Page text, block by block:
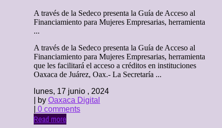
A través de la Sedeco presenta la Guía de Acceso al
Financiamiento para Mujeres Empresarias, herramienta
...
A través de la Sedeco presenta la Guía de Acceso al
Financiamiento para Mujeres Empresarias, herramienta
que les facilitará el acceso a créditos en instituciones
Oaxaca de Juárez, Oax.- La Secretaría ...
lunes, 17 junio , 2024
| by Oaxaca Digital
0 comments
Read more